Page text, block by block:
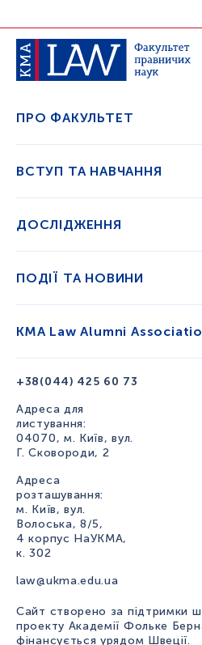
+38(044) 425 60 73
Адреса для
листування:
04070, м. Київ, вул.
Г. Сковороди, 2
Адреса
розташування:
м. Київ, вул.
Волоська, 8/5,
4 корпус НаУКМА,
к. 302
law@ukma.edu.ua
ПРО ФАКУЛЬТЕТ
ВСТУП ТА НАВЧАННЯ
ДОСЛІДЖЕННЯ
ПОДІЇ ТА НОВИНИ
KMA Law Alumni
Сайт створено за підтримки
проекту Академії Фольке
фінансується урядом Швеції.